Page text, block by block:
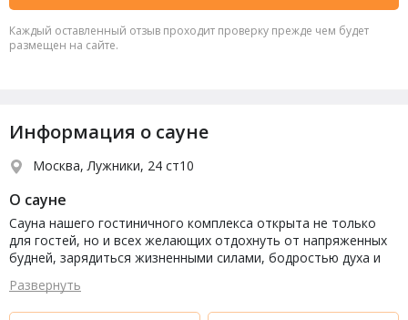
Каждый оставленный отзыв проходит проверку прежде чем будет
размещен на сайте.
Информация о сауне
Москва, Лужники, 24 ст10
О сауне
Сауна нашего гостиничного комплекса открыта не только
для гостей, но и всех желающих отдохнуть от напряженных
будней, зарядиться жизненными силами, бодростью духа и
Развернуть